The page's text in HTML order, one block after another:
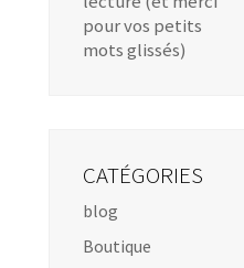
pour vos petits
mots glissés)
CATÉGORIES
blog
Boutique